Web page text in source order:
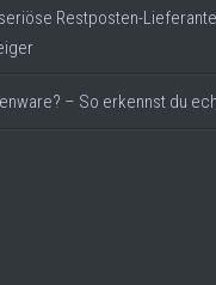
Restposten-
– So erkennst du